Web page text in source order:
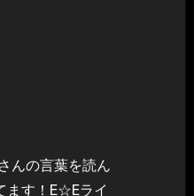
んの言葉を読ん
ます！E☆Eライ